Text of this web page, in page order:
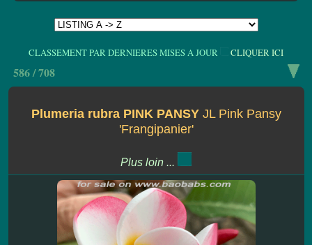
CLASSEMENT PAR DERNIERES MISES A JOUR CLIQUER ICI
586 / 708
Plumeria rubra PINK PANSY JL Pink Pansy
'Frangipanier'
Plus loin ...